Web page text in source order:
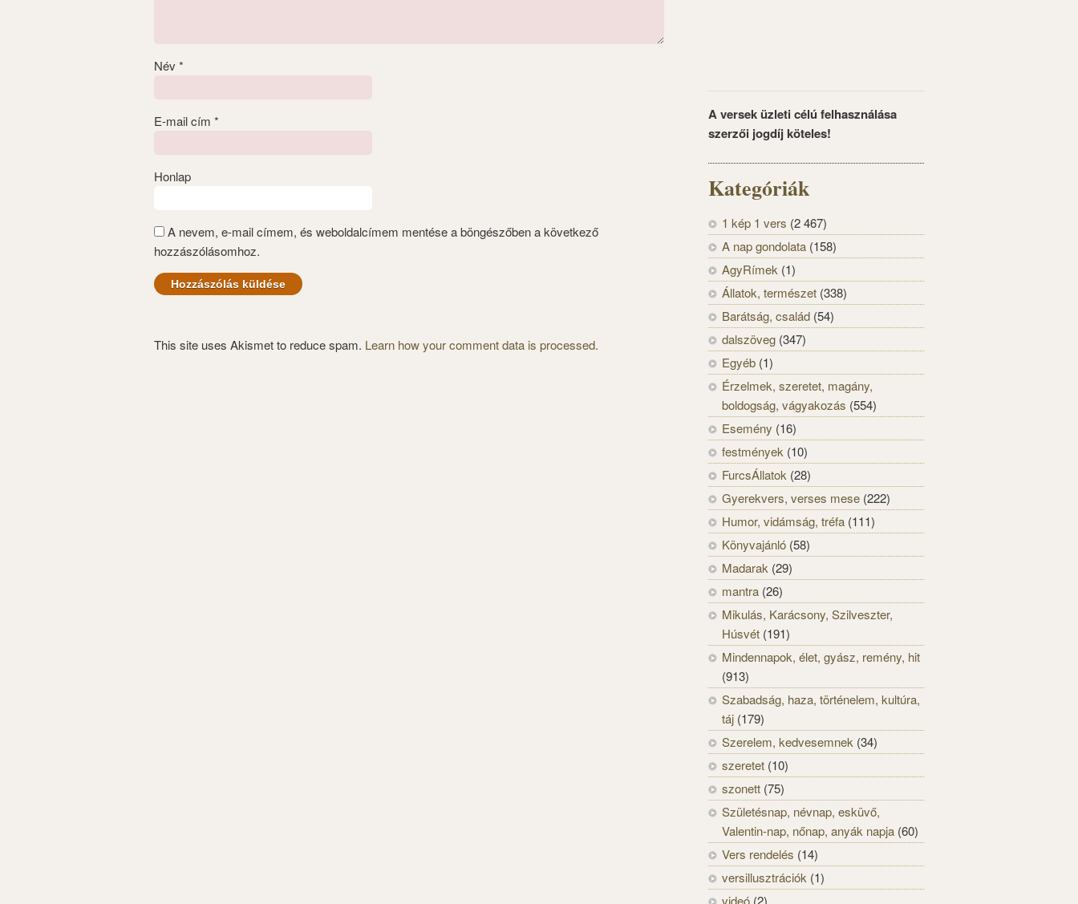
Név *
E-mail cím *
Honlap
A nevem, e-mail címem, és weboldalcímem mentése a böngészőben a következő
hozzászólásomhoz.
This site uses Akismet to reduce spam. Learn how your comment data is processed.
A versek üzleti célú felhasználása
szerzői jogdíj köteles!
Kategóriák
1 kép 1 vers (2 467)
A nap gondolata (158)
AgyRímek (1)
Állatok, természet (338)
Barátság, család (54)
dalszöveg (347)
Egyéb (1)
Érzelmek, szeretet, magány,
boldogság, vágyakozás (554)
Esemény (16)
festmények (10)
FurcsÁllatok (28)
Gyerekvers, verses mese (222)
Humor, vidámság, tréfa (111)
Könyvajánló (58)
Madarak (29)
mantra (26)
Mikulás, Karácsony, Szilveszter,
Húsvét (191)
Mindennapok, élet, gyász, remény, hit
(913)
Szabadság, haza, történelem, kultúra,
táj (179)
Szerelem, kedvesemnek (34)
szeretet (10)
szonett (75)
Születésnap, névnap, esküvő,
Valentin-nap, nőnap, anyák napja (60)
Vers rendelés (14)
versillusztrációk (1)
videó (2)